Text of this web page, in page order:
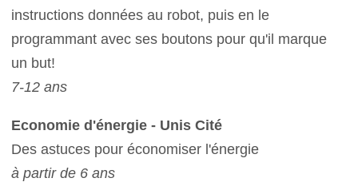
instructions données au robot, puis en le
programmant avec ses boutons pour qu'il marque
un but!
7-12 ans
Economie d'énergie - Unis Cité
Des astuces pour économiser l'énergie
à partir de 6 ans